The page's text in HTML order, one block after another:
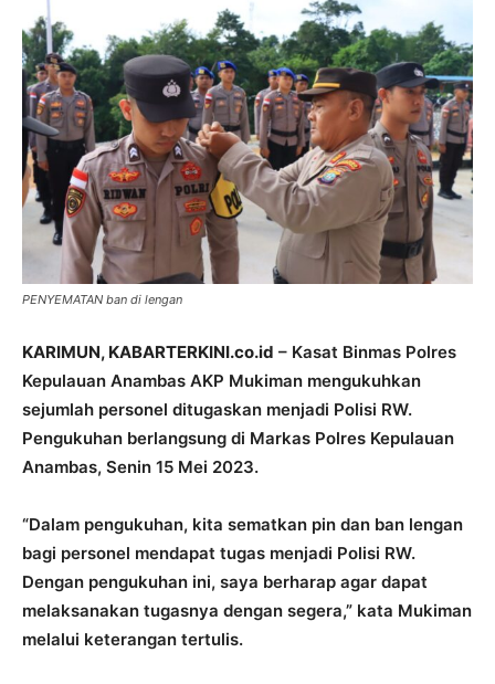
PENYEMATAN ban di lengan
KARIMUN, KABARTERKINI.co.id – Kasat Binmas Polres
Kepulauan Anambas AKP Mukiman mengukuhkan
sejumlah personel ditugaskan menjadi Polisi RW.
Pengukuhan berlangsung di Markas Polres Kepulauan
Anambas, Senin 15 Mei 2023.
“Dalam pengukuhan, kita sematkan pin dan ban lengan
bagi personel mendapat tugas menjadi Polisi RW.
Dengan pengukuhan ini, saya berharap agar dapat
melaksanakan tugasnya dengan segera,” kata Mukiman
melalui keterangan tertulis.